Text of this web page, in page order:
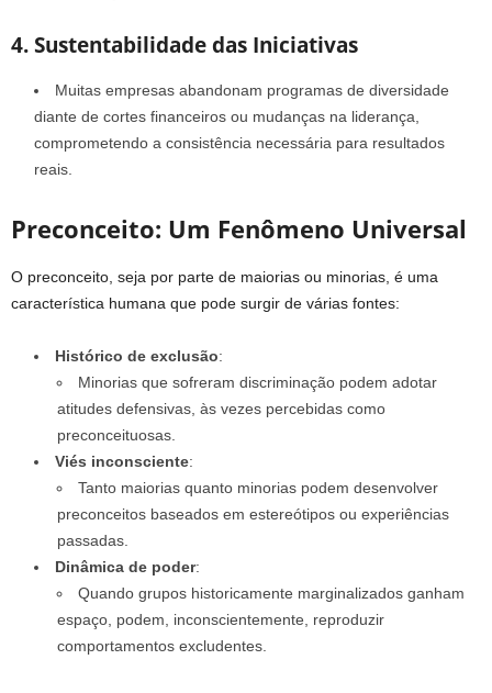
4. Sustentabilidade das Iniciativas
Muitas empresas abandonam programas de diversidade
diante de cortes financeiros ou mudanças na liderança,
comprometendo a consistência necessária para resultados
reais.
Preconceito: Um Fenômeno Universal
O preconceito, seja por parte de maiorias ou minorias, é uma
característica humana que pode surgir de várias fontes:
Histórico de exclusão:
Minorias que sofreram discriminação podem adotar
atitudes defensivas, às vezes percebidas como
preconceituosas.
Viés inconsciente:
Tanto maiorias quanto minorias podem desenvolver
preconceitos baseados em estereótipos ou experiências
passadas.
Dinâmica de poder:
Quando grupos historicamente marginalizados ganham
espaço, podem, inconscientemente, reproduzir
comportamentos excludentes.